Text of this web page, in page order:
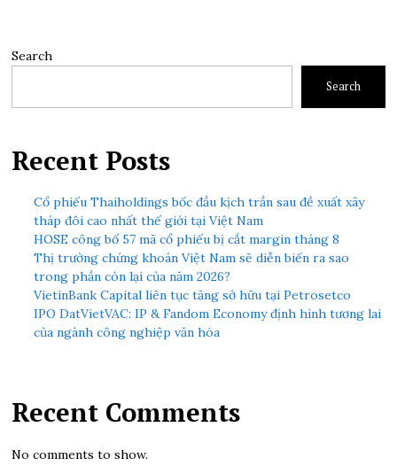
Search
Search
Recent Posts
Cổ phiếu Thaiholdings bốc đầu kịch trần sau đề xuất xây
tháp đôi cao nhất thế giới tại Việt Nam
HOSE công bố 57 mã cổ phiếu bị cắt margin tháng 8
Thị trường chứng khoán Việt Nam sẽ diễn biến ra sao
trong phần còn lại của năm 2026?
VietinBank Capital liên tục tăng sở hữu tại Petrosetco
IPO DatVietVAC: IP & Fandom Economy định hình tương lai
của ngành công nghiệp văn hóa
Recent Comments
No comments to show.